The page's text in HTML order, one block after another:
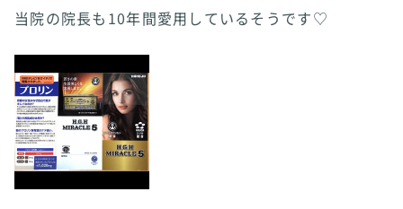
当院の院長も10年間愛用しているそうです♡